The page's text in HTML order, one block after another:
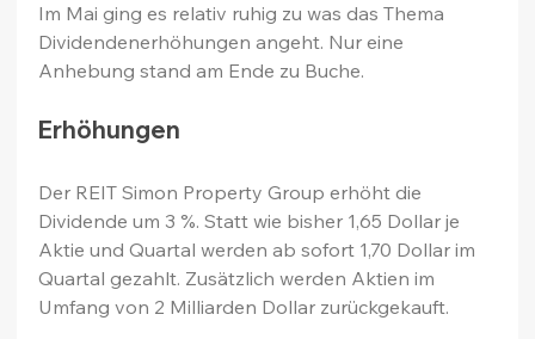
Im Mai ging es relativ ruhig zu was das Thema
Dividendenerhöhungen angeht. Nur eine
Anhebung stand am Ende zu Buche.
Erhöhungen
Der REIT Simon Property Group erhöht die
Dividende um 3 %. Statt wie bisher 1,65 Dollar je
Aktie und Quartal werden ab sofort 1,70 Dollar im
Quartal gezahlt. Zusätzlich werden Aktien im
Umfang von 2 Milliarden Dollar zurückgekauft.